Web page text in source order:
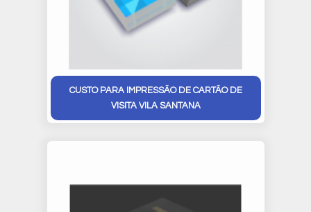
CUSTO PARA IMPRESSÃO DE CARTÃO DE
VISITA VILA SANTANA